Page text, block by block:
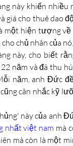
này khiến
giá cho thuê dao
một hiện tượng
chủ nhân của nó.
này, cho biết
năm và đã thu
năm, anh Đức
cân nhắc kỹ
này của anh
nhất việt nam mà
mà còn là một